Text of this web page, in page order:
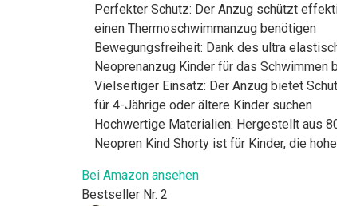
Perfekter Schutz: Der Anzug schützt
einen Thermoschwimmanzug benötigen
Bewegungsfreiheit: Dank des ultra
Neoprenanzug Kinder für das Schwimmen
Vielseitiger Einsatz: Der Anzug bietet
für 4-Jährige oder ältere Kinder suchen
Hochwertige Materialien: Hergestellt aus
Neopren Kind Shorty ist für Kinder, die
Bei Amazon ansehen
Bestseller Nr. 2